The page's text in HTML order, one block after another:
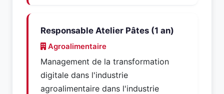
Responsable Atelier Pâtes (1 an)
Agroalimentaire
Management de la transformation
digitale dans l'industrie
agroalimentaire dans l'industrie